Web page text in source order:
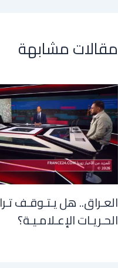
مقالات مشابهة
العـراق.. هل يـتـوقـف
الحـريـات الإعـلامـيـة؟